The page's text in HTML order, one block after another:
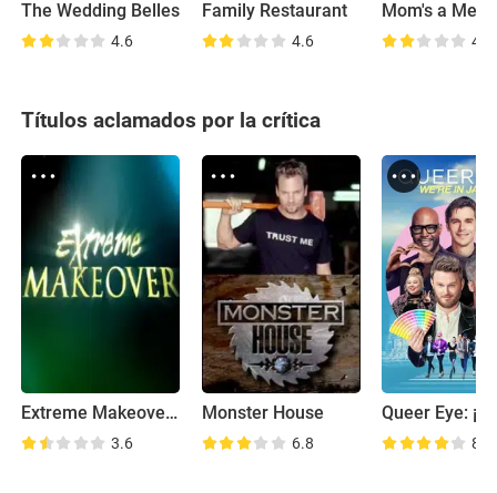
The Wedding Belles
4.6
Family Restaurant
4.6
Mom's a
4.7
Títulos aclamados por la crítica
Extreme Makeover: Cambio radical
3.6
Monster House
6.8 8.2